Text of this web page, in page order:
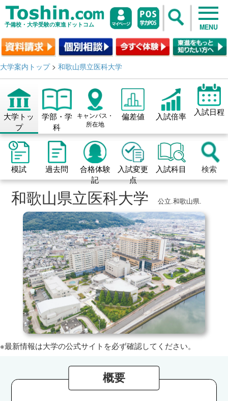
予備校・大学受験の東進ドットコム MENU
大学案内トップ> 和歌山県立医科大学
大学トッ
プ
学部・学
科
キャンパス・
所在地
偏差値 入試倍率 入試日程
模試 過去問
合格体験
記
入試変更
点
入試科目 検索
和歌山県立医科大学 公立.和歌山県.
※最新情報は大学の公式サイトを必ず確認してください。
概要